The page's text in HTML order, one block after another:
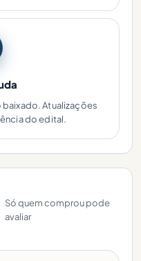
Atualizações
do edital.
Só quem comprou pode
avaliar